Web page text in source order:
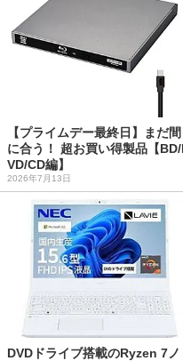
【プライムデー最終日】まだ間
に合う！ 超お買い得製品【
VD/CD編】
2026年7月13日
DVDドライブ搭載のRyzen 7ノ